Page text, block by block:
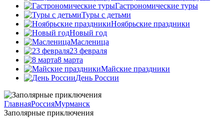
Гастрономические туры
Туры с детьми
Ноябрьские праздники
Новый год
Масленица
23 февраля
8 марта
Майские праздники
День России
ГлавнаяРоссияМурманск
Заполярные приключения